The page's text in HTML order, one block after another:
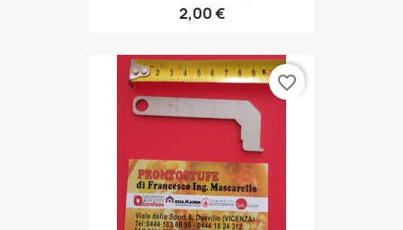
2,00 €
favorite_border